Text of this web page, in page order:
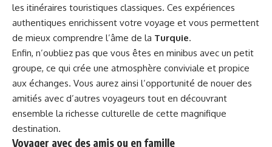
les itinéraires touristiques classiques. Ces expériences
authentiques enrichissent votre voyage et vous permettent
de mieux comprendre l’âme de la Turquie.
Enfin, n’oubliez pas que vous êtes en minibus avec un petit
groupe, ce qui crée une atmosphère conviviale et propice
aux échanges. Vous aurez ainsi l’opportunité de nouer des
amitiés avec d’autres voyageurs tout en découvrant
ensemble la richesse culturelle de cette magnifique
destination.
Voyager avec des amis ou en famille